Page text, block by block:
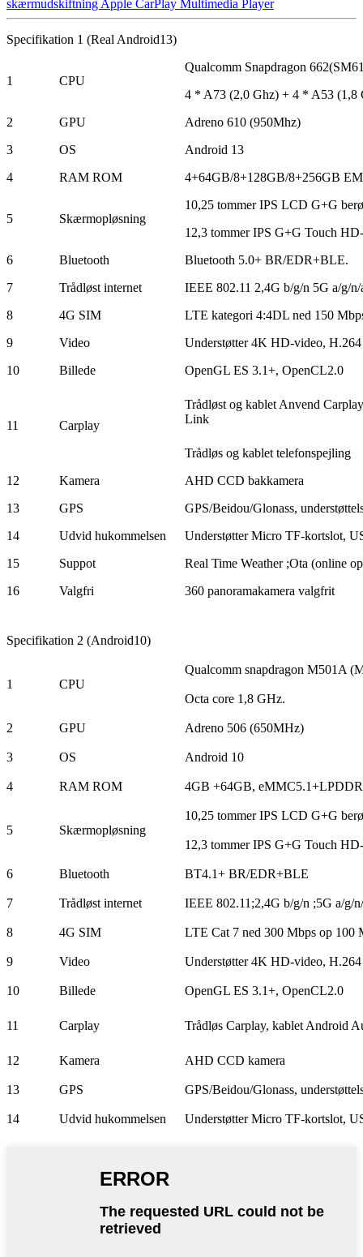
skærmudskiftning Apple CarPlay Multimedia Player
Specifikation 1 (Real Android13)
1 CPU
Qualcomm Snapdragon
4 * A73 (2,0 Ghz) + 4 * A53 (1,8
2
GPU
Adreno 610 (950Mhz)
3
OS
Android 13
4
RAM ROM 4+64GB/8+128GB/8+256GB
5 Skærmopløsning
10,25 tommer IPS LCD G+G
12,3 tommer IPS G+G Touch
6
Bluetooth
Bluetooth 5.0+ BR/EDR+BLE.
7
Trådløst internet
IEEE 802.11 2,4G b/g/n 5G a/g/n/
8
4G SIM LTE kategori 4:4DL ned 150
9
Video
Understøtter 4K HD-video,
10
Billede OpenGL ES 3.1+, OpenCL2.0
11 Carplay
Trådløst og kablet Anvend
Link
Trådløs og kablet telefonspejling
12
Kamera
AHD CCD bakkamera
13
GPS
GPS/Beidou/Glonass,
14
Udvid hukommelsen
Understøtter Micro TF-kortslot,
15
Suppot
Real Time Weather ;Ota (online
16
Valgfri 360 panoramakamera valgfrit
Specifikation 2 (Android10)
1 CPU
Qualcomm snapdragon M501A
Octa core 1,8 GHz.
2 GPU Adreno 506 (650MHz)
3 OS Android 10
4 RAM ROM 4GB +64GB,
5 Skærmopløsning
10,25 tommer IPS LCD G+G
12,3 tommer IPS G+G Touch
6 Bluetooth BT4.1+ BR/EDR+BLE
7 Trådløst internet IEEE 802.11;2,4G b/g/n ;5G a/g/
8 4G SIM LTE Cat 7 ned 300 Mbps op 100
9 Video Understøtter 4K HD-video,
10 Billede OpenGL ES 3.1+, OpenCL2.0
11 Carplay Trådløs Carplay, kablet Android
12 Kamera AHD CCD kamera
13 GPS GPS/Beidou/Glonass,
14 Udvid hukommelsen Understøtter Micro TF-kortslot,